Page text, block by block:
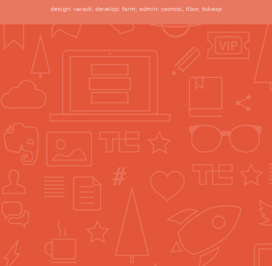
design: varadi; develop: farm; admin: csoncsi, tibor, tokesp